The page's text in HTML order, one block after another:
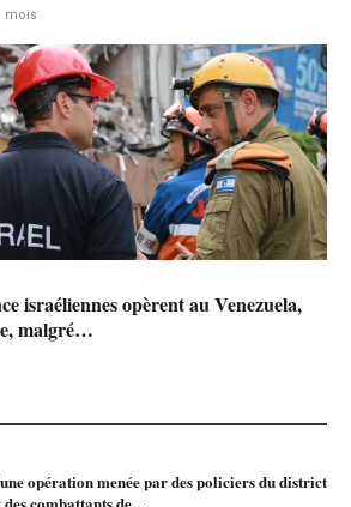
mois
israéliennes opèrent au Venezuela,
malgré…
opération menée par des policiers du district